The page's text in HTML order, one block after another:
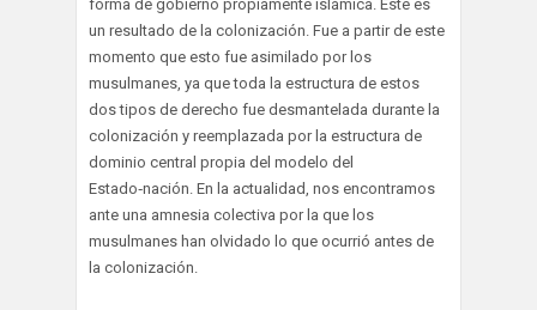
forma de gobierno propiamente islámica. Este es
un resultado de la colonización. Fue a partir de este
momento que esto fue asimilado por los
musulmanes, ya que toda la estructura de estos
dos tipos de derecho fue desmantelada durante la
colonización y reemplazada por la estructura de
dominio central propia del modelo del
Estado‑nación. En la actualidad, nos encontramos
ante una amnesia colectiva por la que los
musulmanes han olvidado lo que ocurrió antes de
la colonización.